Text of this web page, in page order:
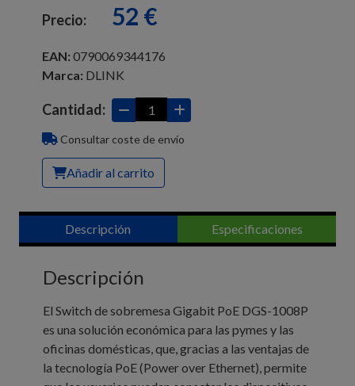
Precio: 52 €
EAN: 0790069344176
Marca: DLINK
Cantidad:
Consultar coste de envío
Añadir al carrito
Descripción Especificaciones
Descripción
El Switch de sobremesa Gigabit PoE DGS-1008P
es una solución económica para las pymes y las
oficinas domésticas, que, gracias a las ventajas de
la tecnología PoE (Power over Ethernet), permite